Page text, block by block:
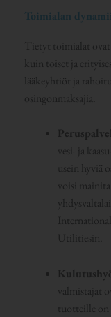
Toimialan
Tietyt toimialat
kuin toiset ja
lääkeyhtiöt ja
osingonmaksajia.
vesi- ja
usein hyviä
voisi
Utilitiesin.
valmistajat
tuotteille